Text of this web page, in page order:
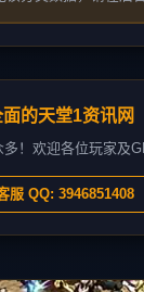
的天堂1资讯网
！欢迎各位玩家及
服 QQ: 3946851408